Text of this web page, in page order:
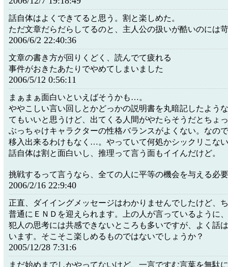
話自体はよくできてると思う。割と楽しめた。
ただ文章だらだらしてるのと、主人公の扱いが酷いのには
2006/6/2 22:40:36
文章の書き方が回りくどく、読んでて疲れる
事件がおきたあたりでやめてしまいました
2006/5/12 0:56:11
まぁまぁ面白いといえばそうかも…。
ややこしい言い回しとかどっかの説明書を丸暗記したよう
てもいいと思うけど、出てくる人間がやたらそうだとちょ
ぶっちゃけキャラクターの性格バランスがよくない。なの
移入出来るわけもなく…。やっていて何処かシックリこな
話自体は割と面白いし、推理って言う面もイイんだけど。
挑戦するって言うなら、全ての人に平等の機会を与える必
2006/2/16 22:9:40
正直、ダイイングメッセージはわかりませんでしたけど、
普通にＥＮＤを迎えられます。上の人が言っているように
犯人の思考には共感できないところも多いですが、よく話
います。そこそこ楽しめるものではないでしょうか？
2005/12/28 7:31:6
まだ始めまでしかやってないけど、一言ですむ言葉を無駄